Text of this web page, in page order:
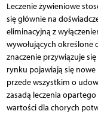
Leczenie żywieniowe
się głównie na
eliminacyjną z
wywołujących określone
znaczenie przywiązuje
rynku pojawiają się
przede wszystkim o
zasadą leczenia
wartości dla chorych